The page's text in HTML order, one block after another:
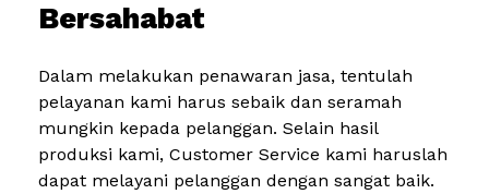
Bersahabat
Dalam melakukan penawaran jasa, tentulah
pelayanan kami harus sebaik dan seramah
mungkin kepada pelanggan. Selain hasil
produksi kami, Customer Service kami haruslah
dapat melayani pelanggan dengan sangat baik.